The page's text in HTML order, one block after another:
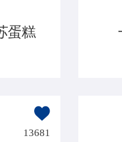
蛋糕
13681